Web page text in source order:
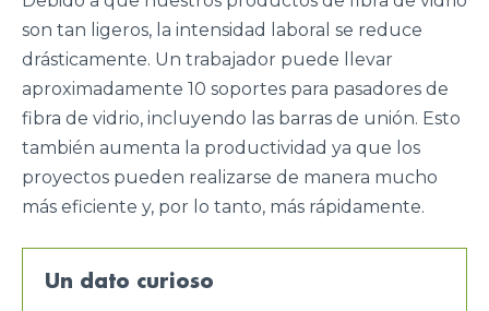
son tan ligeros, la intensidad laboral se reduce
drásticamente. Un trabajador puede llevar
aproximadamente 10 soportes para pasadores de
fibra de vidrio, incluyendo las barras de unión. Esto
también aumenta la productividad ya que los
proyectos pueden realizarse de manera mucho
más eficiente y, por lo tanto, más rápidamente.
Un dato curioso